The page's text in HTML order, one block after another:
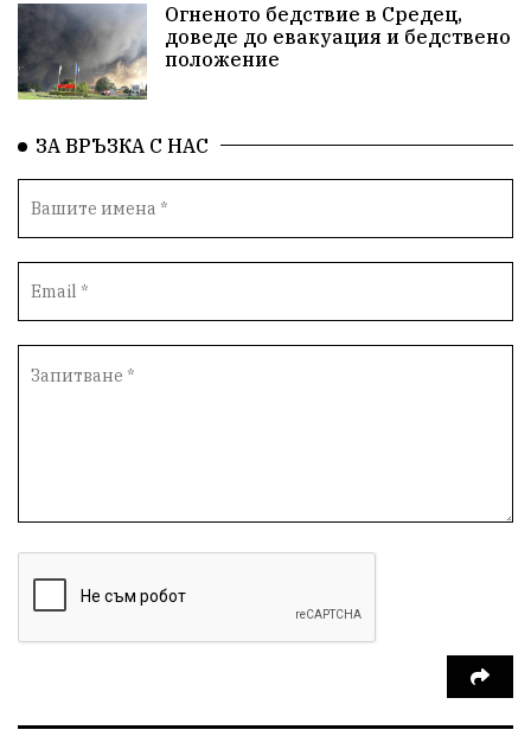
Огненото бедствие в Средец,
доведе до евакуация и бедствено
положение
ЗА ВРЪЗКА С НАС